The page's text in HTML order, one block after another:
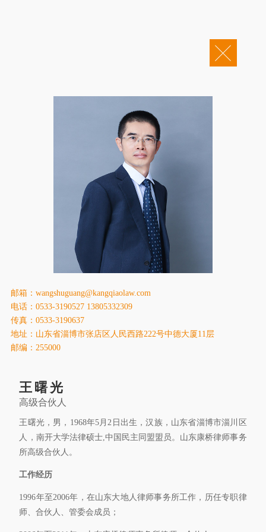
康桥人员
新闻动态
康桥党建
业务领域
社会责任
康桥法治研究院
康桥出版
邮箱：wangshuguang@kangqiaolaw.com
电话：0533-3190527 13805332309
传真：0533-3190637
地址：山东省淄博市张店区人民西路222号中德大厦11层
邮编：255000
王曙光
高级合伙人
王曙光，男，1968年5月2日出生，汉族，山东省淄博市淄川区
人，南开大学法律硕士,中国民主同盟盟员。山东康桥律师事务
所高级合伙人。
工作经历
1996年至2006年，在山东大地人律师事务所工作，历任专职律
师、合伙人、管委会成员；
Copyright © 2011-2026 康桥律师事务所